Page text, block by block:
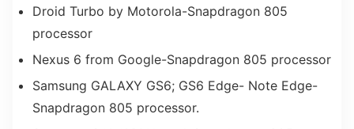
Droid Turbo by Motorola-Snapdragon 805
processor
Nexus 6 from Google-Snapdragon 805 processor
Samsung GALAXY GS6; GS6 Edge- Note Edge-
Snapdragon 805 processor.